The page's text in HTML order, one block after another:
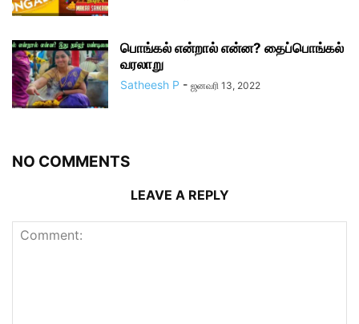
பொங்கல் என்றால் என்ன? தைப்பொங்கல்
வரலாறு
Satheesh P - ஜனவரி 13, 2022
NO COMMENTS
LEAVE A REPLY